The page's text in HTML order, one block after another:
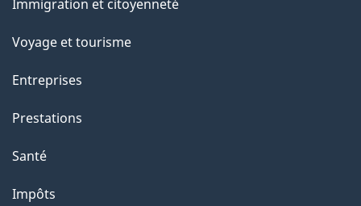
a
c
i
o
s
u
sujets
Immigration et citoyenneté
Voyage et tourisme
Entreprises
Prestations
Santé
Impôts